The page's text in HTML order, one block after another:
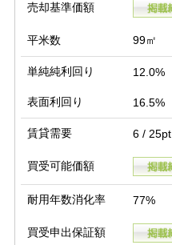
売却基準価額
平米数 99㎡
単純純利回り 12.0%
表面利回り 16.5%
賃貸需要 6 / 25pt
買受可能価額
耐用年数消化率 77%
買受申出保証額